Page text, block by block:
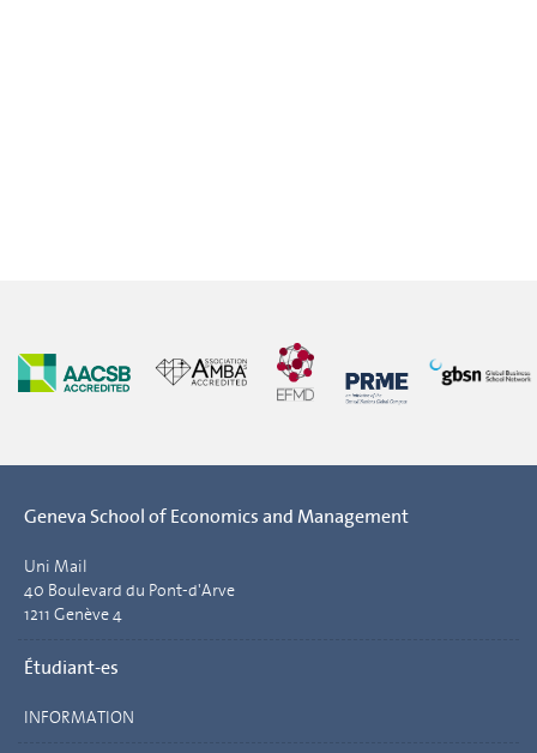
Geneva School of Economics and Management
Uni Mail
40 Boulevard du Pont-d'Arve
1211 Genève 4
Étudiant-es
INFORMATION